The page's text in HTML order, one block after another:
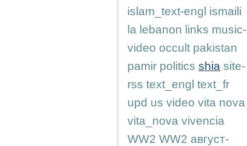
islam_text-engl ismaili
la lebanon links music-
video occult pakistan
pamir politics shia site-
rss text_engl text_fr
upd us video vita nova
vita_nova vivencia
WW2 WW2 август-